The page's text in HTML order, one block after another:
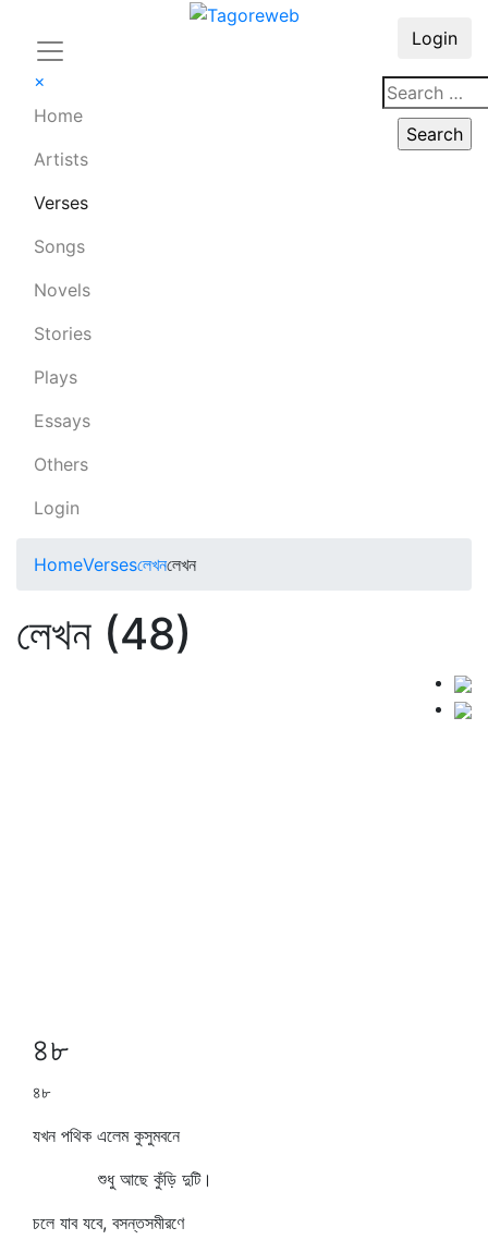
×
Home
Artists
Verses
Songs
Novels
Stories
Plays
Essays
Others
Login
Login
HomeVersesলেখনলেখন
লেখন (48)
৪৮
৪৮
যখন পথিক এলেম কুসুমবনে
শুধু আছে কুঁড়ি দুটি।
চলে যাব যবে, বসন্তসমীরণে